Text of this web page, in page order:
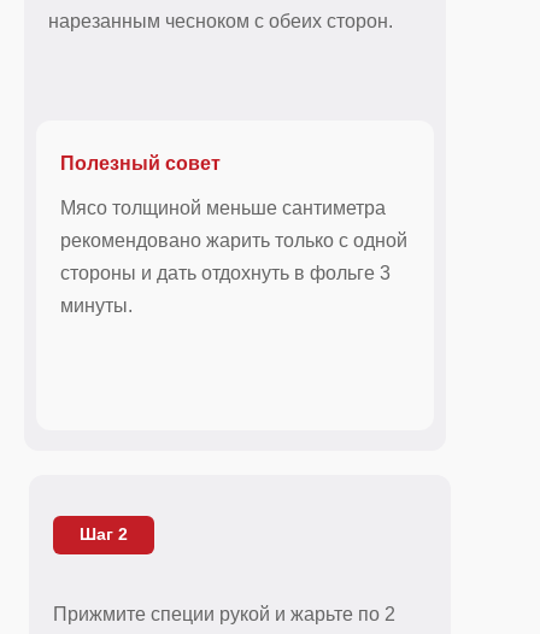
нарезанным чесноком с обеих сторон.
Полезный совет
Мясо толщиной меньше сантиметра
рекомендовано жарить только с одной
стороны и дать отдохнуть в фольге 3
минуты.
Шаг 2
Прижмите специи рукой и жарьте по 2